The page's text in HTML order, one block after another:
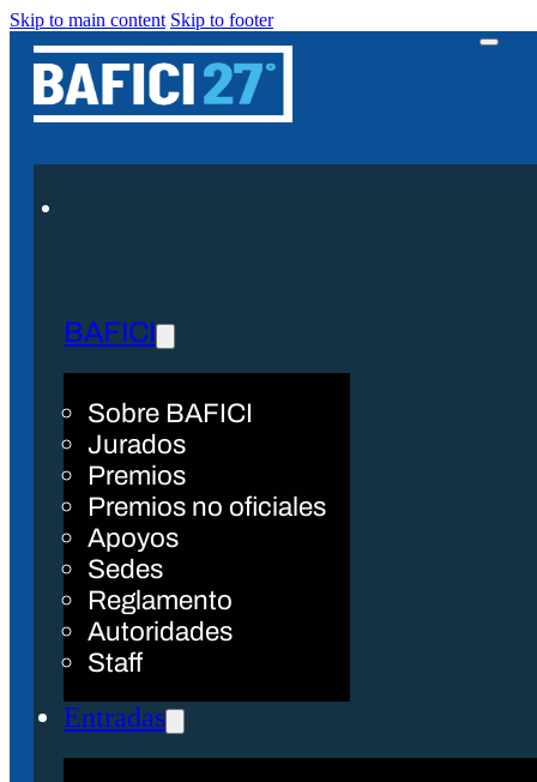
Skip to main content Skip to footer
BAFICI
Sobre BAFICI
Jurados
Premios
Premios no oficiales
Apoyos
Sedes
Reglamento
Autoridades
Staff
Entradas